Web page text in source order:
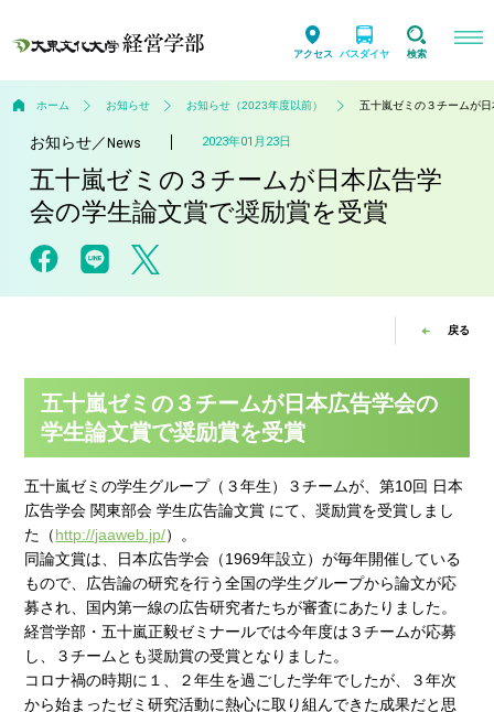
アクセス バスダイヤ 検索
ホーム お知らせ お知らせ（2023年度以前） 五十嵐ゼミの３チームが
お知らせ／News 2023年01月23日
五十嵐ゼミの３チームが日本広告学
会の学生論文賞で奨励賞を受賞
戻る
五十嵐ゼミの３チームが日本広告学会の
学生論文賞で奨励賞を受賞
五十嵐ゼミの学生グループ（３年生）３チームが、第10回 日本
広告学会 関東部会 学生広告論文賞 にて、奨励賞を受賞しまし
た（http://jaaweb.jp/）。
同論文賞は、日本広告学会（1969年設立）が毎年開催している
もので、広告論の研究を行う全国の学生グループから論文が応
募され、国内第一線の広告研究者たちが審査にあたりました。
経営学部・五十嵐正毅ゼミナールでは今年度は３チームが応募
し、３チームとも奨励賞の受賞となりました。
コロナ禍の時期に１、２年生を過ごした学年でしたが、３年次
から始まったゼミ研究活動に熱心に取り組んできた成果だと思